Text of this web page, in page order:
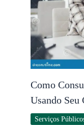
Como
Usando Seu
Serviços